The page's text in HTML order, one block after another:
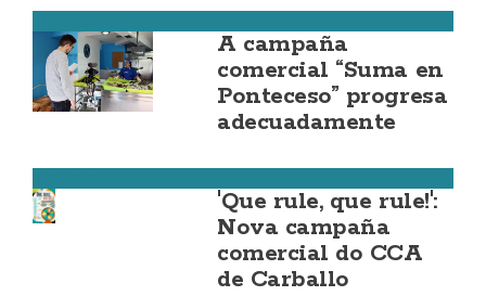
A campaña
comercial “Suma en
Ponteceso” progresa
adecuadamente
'Que rule, que rule!':
Nova campaña
comercial do CCA
de Carballo